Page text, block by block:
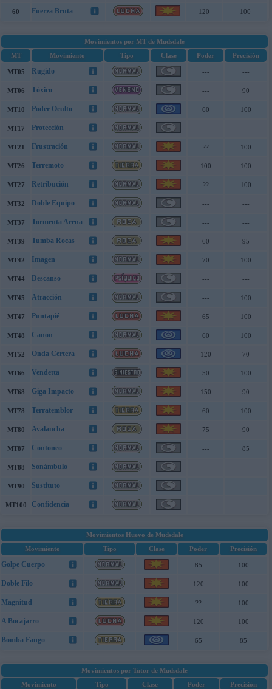
60 Fuerza Bruta 120 100
Movimientos por MT de Mudsdale
MT
Movimiento Tipo Clase Poder Precisión
MT05 Rugido --- ---
MT06 Tóxico --- 90
MT10 Poder Oculto 60 100
MT17 Protección --- ---
MT21 Frustración ?? 100
MT26 Terremoto 100 100
MT27 Retribución ?? 100
MT32 Doble Equipo --- ---
MT37 Tormenta Arena --- ---
MT39 Tumba Rocas 60 95
MT42 Imagen 70 100
MT44 Descanso --- ---
MT45 Atracción --- 100
MT47 Puntapié 65 100
MT48 Canon 60 100
MT52 Onda Certera 120 70
MT66 Vendetta 50 100
MT68 Giga Impacto 150 90
MT78 Terratemblor 60 100
MT80 Avalancha 75 90
MT87 Contoneo --- 85
MT88 Sonámbulo --- ---
MT90 Sustituto --- ---
MT100 Confidencia --- ---
Movimientos Huevo de Mudsdale
Movimiento
Tipo Clase Poder Precisión
Golpe Cuerpo 85 100
Doble Filo 120 100
Magnitud ?? 100
A Bocajarro 120 100
Bomba Fango 65 85
Movimientos por Tutor de Mudsdale
Movimiento
Tipo Clase Poder Precisión